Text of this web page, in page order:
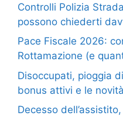
Controlli Polizia
possono chiederti
Pace Fiscale 2026:
Rottamazione (e
Disoccupati, pioggia
bonus attivi e le
Decesso